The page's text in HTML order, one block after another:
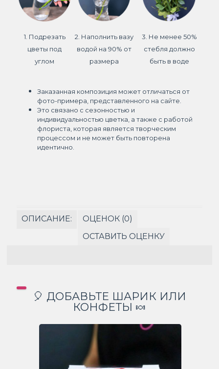
1. Подрезать
цветы под
углом
2. Наполнить вазу
водой на 90% от
размера
3. Не менее 50%
стебля должно
быть в воде
Заказанная композиция может отличаться от
фото-примера, представленного на сайте.
Это связано с сезонностью и
индивидуальностью цветка, а также с работой
флориста, которая является творческим
процессом и не может быть повторена
идентично.
ОПИСАНИЕ:
ОЦЕНОК (0)
ОСТАВИТЬ ОЦЕНКУ
🎈 ДОБАВЬТЕ ШАРИК ИЛИ
КОНФЕТЫ 🍬